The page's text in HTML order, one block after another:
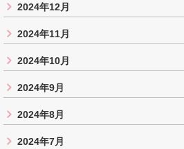
2024年12月
2024年11月
2024年10月
2024年9月
2024年8月
2024年7月